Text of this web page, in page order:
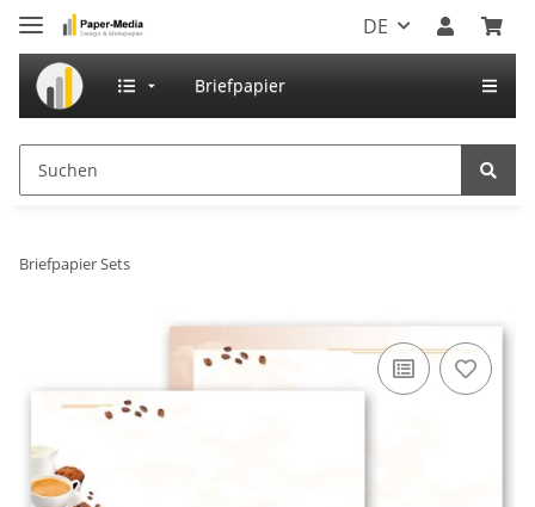
DE
Briefpapier
Briefpapier Sets